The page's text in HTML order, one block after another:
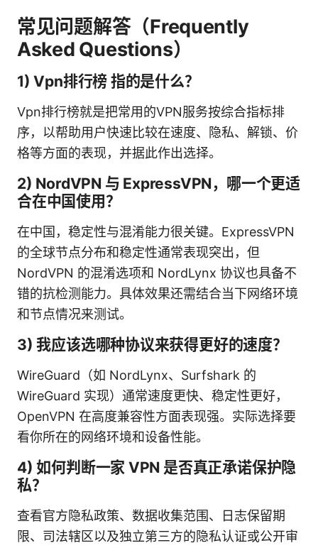
常见问题解答（Frequently
Asked Questions）
1) Vpn排行榜 指的是什么？
Vpn排行榜就是把常用的VPN服务按综合指标排
序，以帮助用户快速比较在速度、隐私、解锁、价
格等方面的表现，并据此作出选择。
2) NordVPN 与 ExpressVPN，哪一个更适
合在中国使用？
在中国，稳定性与混淆能力很关键。ExpressVPN
的全球节点分布和稳定性通常表现突出，但
NordVPN 的混淆选项和 NordLynx 协议也具备不
错的抗检测能力。具体效果还需结合当下网络环境
和节点情况来测试。
3) 我应该选哪种协议来获得更好的速度？
WireGuard（如 NordLynx、Surfshark 的
WireGuard 实现）通常速度更快、稳定性更好，
OpenVPN 在高度兼容性方面表现强。实际选择要
看你所在的网络环境和设备性能。
4) 如何判断一家 VPN 是否真正承诺保护隐
私？
查看官方隐私政策、数据收集范围、日志保留期
限、司法辖区以及独立第三方的隐私认证或公开审